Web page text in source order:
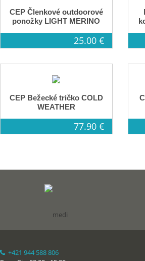
CEP Členkové outdoorové
ponožky LIGHT MERINO
25.00 €
CEP Bežecké tričko COLD
WEATHER
77.90 €
+421 944 588 806